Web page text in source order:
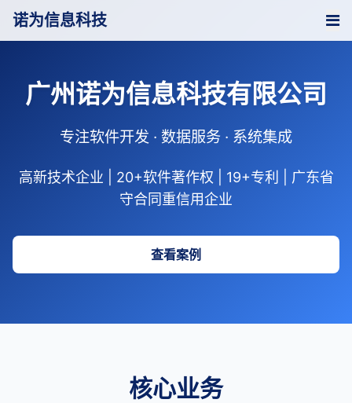
诺为信息科技
广州诺为信息科技有限公司
专注软件开发 · 数据服务 · 系统集成
高新技术企业 | 20+软件著作权 | 19+专利 | 广东省
守合同重信用企业
查看案例
核心业务